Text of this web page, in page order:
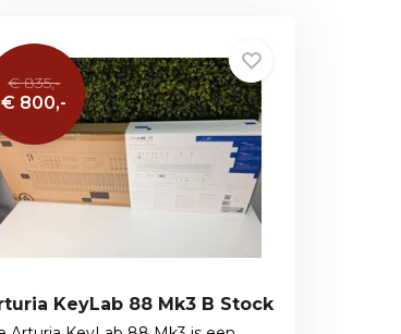
€ 835,-
€ 800,-
KeyLab 88 Mk3 B Stock